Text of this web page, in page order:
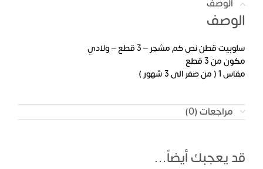
الوصف
الوصف
سلوبيت قطن نص كم مشجر – 3 قطع – ولادي
مكون من 3 قطع
مقاس 1 ( من صفر الى 3 شهور )
مراجعات (0)
قد يعجبك أيضاً…